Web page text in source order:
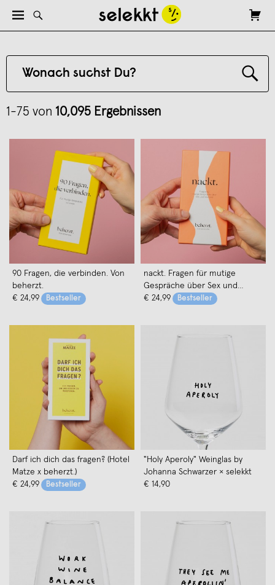
1-75 von 10,095 Ergebnissen
90 Fragen, die verbinden. Von
beherzt.
€ 24,99
Bestseller
nackt. Fragen für mutige
Gespräche über Sex und
Intimität. Von beherzt.
€ 24,99 Bestseller
Darf ich dich das fragen? (Hotel
Matze x beherzt.)
€ 24,99
Bestseller
"Holy Aperoly" Weinglas by
Johanna Schwarzer × selekkt
€ 14,90